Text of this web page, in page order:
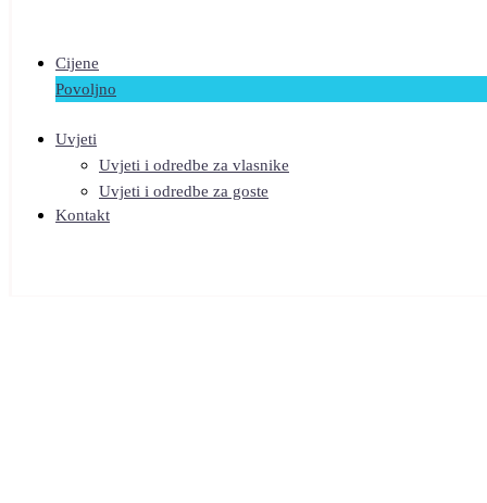
Cijene
Povoljno
Uvjeti
Uvjeti i odredbe za vlasnike
Uvjeti i odredbe za goste
Kontakt